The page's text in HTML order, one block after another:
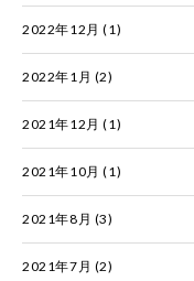
2022年12月 (1)
2022年1月 (2)
2021年12月 (1)
2021年10月 (1)
2021年8月 (3)
2021年7月 (2)